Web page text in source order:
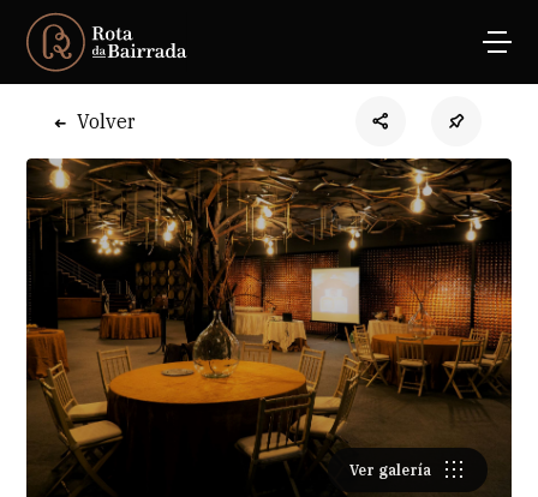
Volver
Ver galería